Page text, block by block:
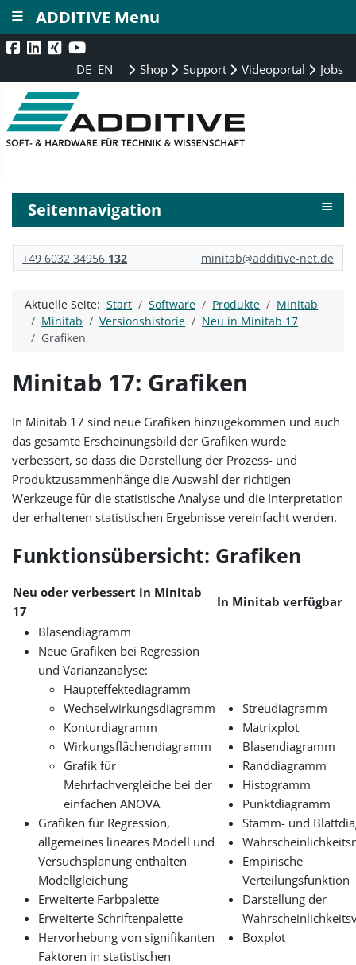
DE EN Shop Support Videoportal Jobs
Seitennavigation ≡
+49 6032 34956 132 minitab@additive-net.de
Aktuelle Seite:Start Software Produkte
Minitab
Minitab
Versionshistorie
Neu in Minitab 17
Grafiken
Minitab 17: Grafiken
In Minitab 17 sind neue Grafiken hinzugekommen und auch
das gesamte Erscheinungsbild der Grafiken wurde
verbessert, so dass die Darstellung der Prozess- und
Produktzusammenhänge die Auswahl der richtigen
Werkzeuge für die statistische Analyse und die Interpretation
der erhaltenen statistischen Ergebnisse vereinfacht werden.
Funktionsübersicht: Grafiken
Neu oder verbessert in Minitab
17
In Minitab verfügbar
Blasendiagramm
Neue Grafiken bei Regression
und Varianzanalyse:
Haupteffektediagramm
Wechselwirkungsdiagramm
Konturdiagramm
Wirkungsflächendiagramm
Grafik für
Mehrfachvergleiche bei der
einfachen ANOVA
Grafiken für Regression,
allgemeines lineares Modell und
Versuchsplanung enthalten
Modellgleichung
Erweiterte Farbpalette
Erweiterte Schriftenpalette
Hervorhebung von signifikanten
Faktoren in statistischen
Streudiagramm
Matrixplot
Blasendiagramm
Randdiagramm
Histogramm
Punktdiagramm
Stamm- und
Empirische
Verteilungsfunktion
Darstellung der
Boxplot
ADDITIVE Menu
≡